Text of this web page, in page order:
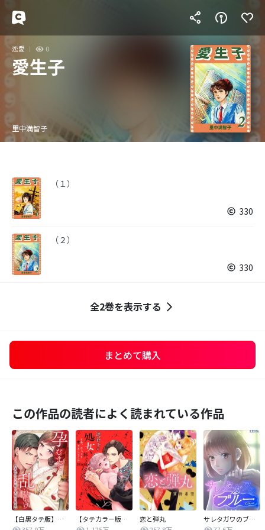
恋愛 0
愛生子
里中満智子
（１）
330
（２）
330
全2巻を表示する
まとめて購入
この作品の読者によく読まれている作品
【白黒タテ版】孕むまで乱れいけ～身代わり花嫁と軍服の猛愛
【タテカラー版】漣蒼士に処女を捧ぐ～さあ、じっくり愛でましょうか
恋と弾丸
サレタガワのブルー【タテヨミ】